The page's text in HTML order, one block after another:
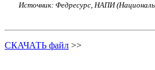
Источник: Федресурс, НАПИ
СКАЧАТЬ файл >>